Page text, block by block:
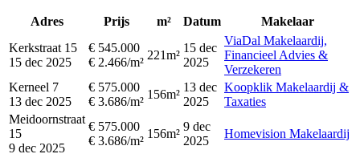
Adres Prijs m² Datum
Makelaar
Kerkstraat 15
15 dec 2025
€ 545.000
€ 2.466/m²
221m²
15 dec
2025
ViaDal Makelaardij,
Financieel Advies &
Verzekeren
Kerneel 7
13 dec 2025
€ 575.000
€ 3.686/m²
156m²
13 dec
2025
Koopklik Makelaardij &
Taxaties
Meidoornstraat
15
9 dec 2025
€ 575.000
€ 3.686/m²
156m²
9 dec
2025
Homevision Makelaardij